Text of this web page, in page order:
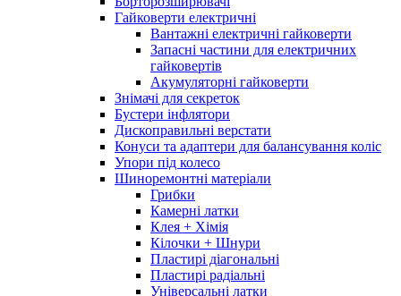
Гайковерти електричні
Вантажні електричні гайковерти
Запасні частини для електричних
гайковертів
Акумуляторні гайковерти
Знімачі для секреток
Бустери інфлятори
Дископравильні верстати
Конуси та адаптери для балансування коліс
Упори під колесо
Шиноремонтні матеріали
Грибки
Камерні латки
Клея + Хімія
Кілочки + Шнури
Пластирі діагональні
Пластирі радіальні
Універсальні латки